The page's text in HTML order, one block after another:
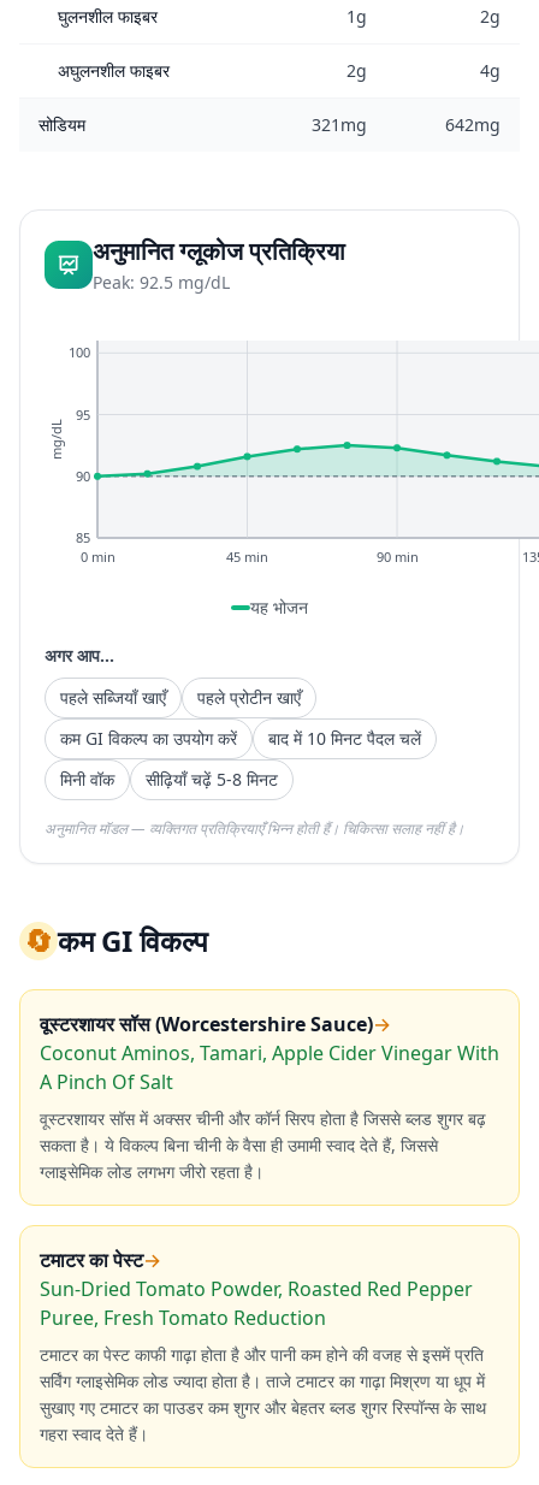
घुलनशील फाइबर 1g 2g
अघुलनशील फाइबर 2g 4g
सोडियम 321mg 642mg
अनुमानित ग्लूकोज प्रतिक्रिया
Peak: 92.5 mg/dL
85
90
95
100
0 min 45 min 90 min
mg/dL
यह भोजन
अगर आप...
पहले सब्जियाँ खाएँ
पहले प्रोटीन खाएँ
कम GI विकल्प का उपयोग करें
बाद में 10 मिनट पैदल चलें
मिनी वॉक
सीढ़ियाँ चढ़ें 5-8 मिनट
अनुमानित मॉडल — व्यक्तिगत प्रतिक्रियाएँ भिन्न होती हैं। चिकित्सा सलाह नहीं है।
🔄कम GI विकल्प
वूस्टरशायर सॉस (Worcestershire Sauce)→
Coconut Aminos, Tamari, Apple Cider Vinegar With
A Pinch Of Salt
वूस्टरशायर सॉस में अक्सर चीनी और कॉर्न सिरप होता है जिससे ब्लड शुगर बढ़
सकता है। ये विकल्प बिना चीनी के वैसा ही उमामी स्वाद देते हैं, जिससे
ग्लाइसेमिक लोड लगभग जीरो रहता है।
टमाटर का पेस्ट→
Sun-Dried Tomato Powder, Roasted Red Pepper
Puree, Fresh Tomato Reduction
टमाटर का पेस्ट काफी गाढ़ा होता है और पानी कम होने की वजह से इसमें प्रति
सर्विंग ग्लाइसेमिक लोड ज्यादा होता है। ताजे टमाटर का गाढ़ा मिश्रण या धूप में
सुखाए गए टमाटर का पाउडर कम शुगर और बेहतर ब्लड शुगर रिस्पॉन्स के साथ
गहरा स्वाद देते हैं।